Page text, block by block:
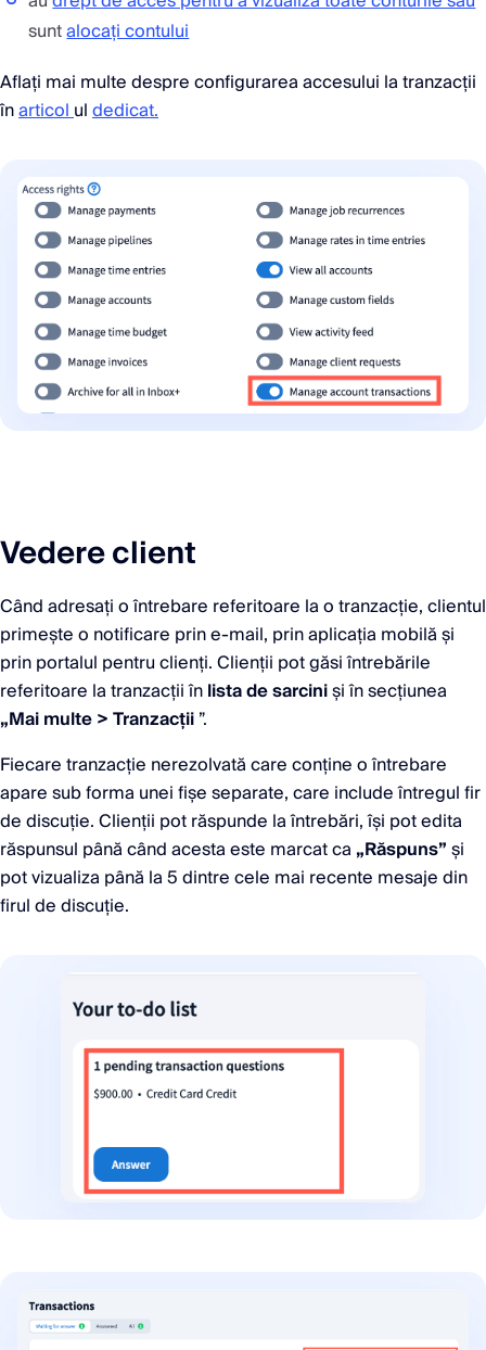
suntalocați contului
Aflați mai multe despre configurarea accesului la tranzacții
înarticoluldedicat.
Vedere client
Când adresați o întrebare referitoare la o tranzacție, clientul
primește o notificare prin e-mail, prin aplicația mobilă și
prin portalul pentru clienți. Clienții pot găsi întrebările
referitoare la tranzacții înlista de sarciniși în secțiunea
„Mai multe > Tranzacții”.
Fiecare tranzacție nerezolvată care conține o întrebare
apare sub forma unei fișe separate, care include întregul fir
de discuție. Clienții pot răspunde la întrebări, își pot edita
răspunsul până când acesta este marcat ca „Răspuns”și
pot vizualiza până la 5 dintre cele mai recente mesaje din
firul de discuție.